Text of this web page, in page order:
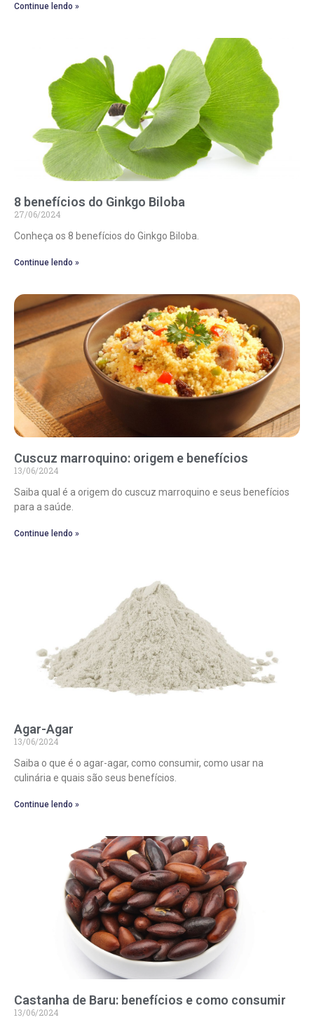
Continue lendo »
8 benefícios do Ginkgo Biloba
27/06/2024
Conheça os 8 benefícios do Ginkgo Biloba.
Continue lendo »
Cuscuz marroquino: origem e benefícios
13/06/2024
Saiba qual é a origem do cuscuz marroquino e seus benefícios
para a saúde.
Continue lendo »
Agar-Agar
13/06/2024
Saiba o que é o agar-agar, como consumir, como usar na
culinária e quais são seus benefícios.
Continue lendo »
Castanha de Baru: benefícios e como consumir
13/06/2024